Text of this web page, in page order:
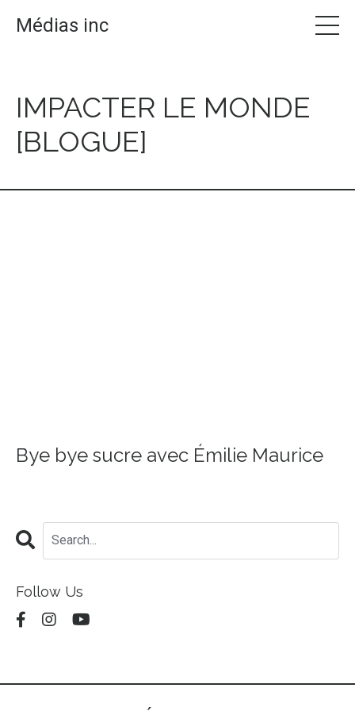
Médias inc
IMPACTER LE MONDE
[BLOGUE]
Bye bye sucre avec Émilie Maurice
Follow Us